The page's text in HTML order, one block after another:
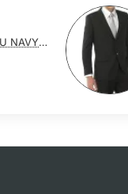
COSTUME BLEU NAVY POLYESTER VISCOSE